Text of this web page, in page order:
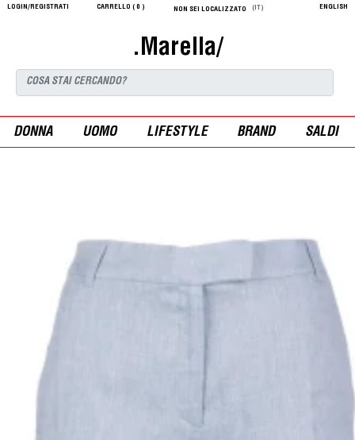
LOGIN/REGISTRATI CARRELLO ( 0 ) NON SEI LOCALIZZATO (IT) ENGLISH
.Marella/
DONNA UOMO LIFESTYLE BRAND SALDI